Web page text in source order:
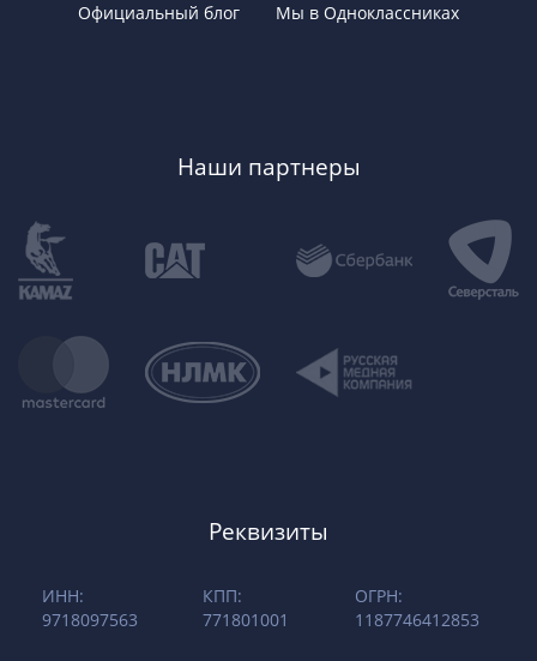
Официальный блог Мы в Одноклассниках
Наши партнеры
Реквизиты
ИНН:
9718097563
КПП:
771801001
ОГРН:
1187746412853